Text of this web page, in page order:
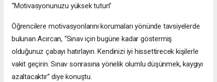
“Motivasyonunuzu yüksek tutun”
Öğrencilere motivasyonlarını korumaları yönünde tavsiyelerde
bulunan Acırcan, “Sınav için bugüne kadar göstermiş
olduğunuz çabayı hatırlayın. Kendinizi iyi hissettirecek kişilerle
vakit geçirin. Sınav sonrasına yönelik olumlu düşünmek, kaygıyı
azaltacaktır” diye konuştu.